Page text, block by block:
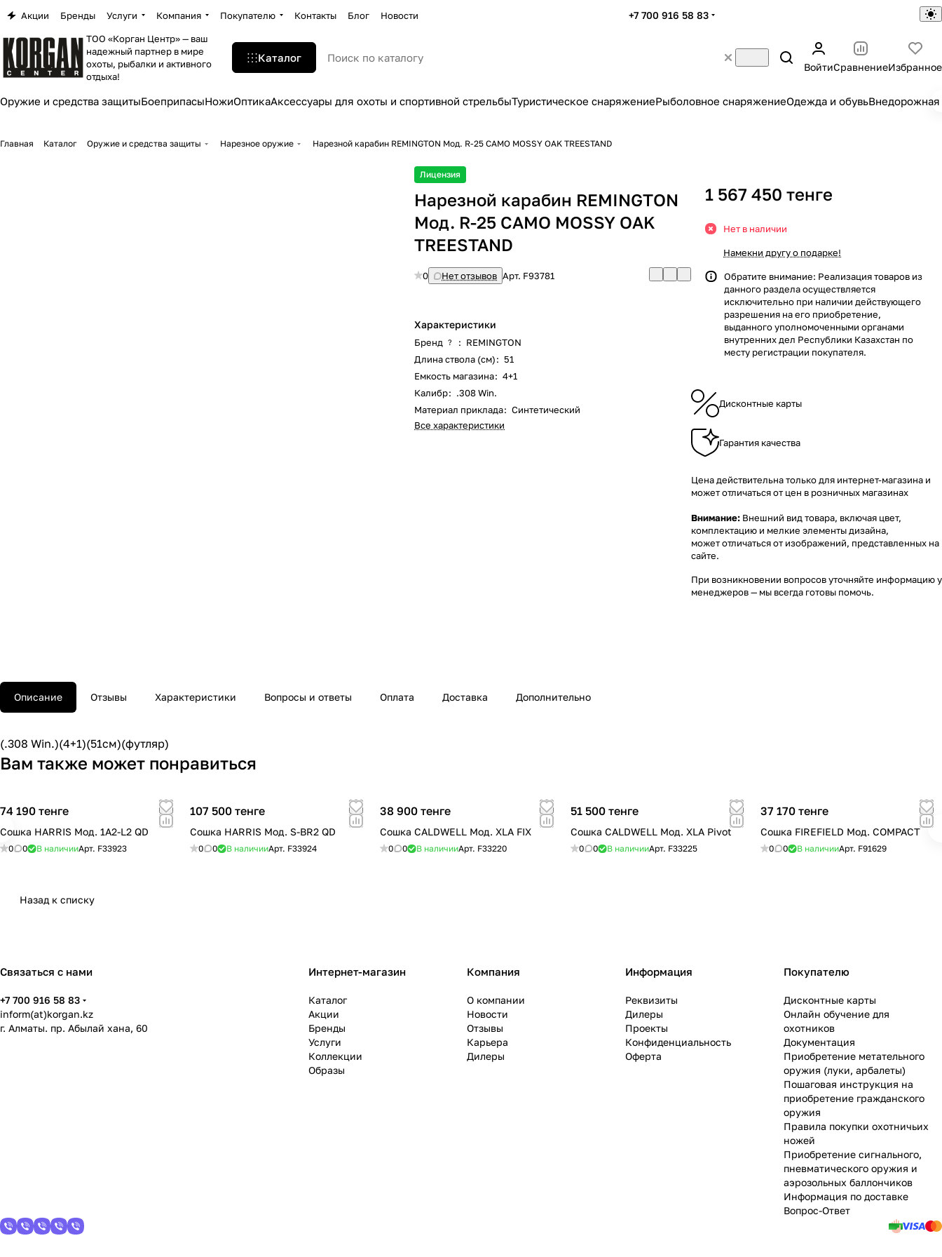
Акции Бренды Услуги Компания Покупателю Контакты Блог Новости +7 700 916 58 83
ТОО «Корган Центр» — ваш
надежный партнер в мире
охоты, рыбалки и активного
отдыха!
Каталог
ВойтиСравнениеИзбранное
Оружие и средства защитыБоеприпасыНожиОптикаАксессуары для охоты и спортивной стрельбыТуристическое снаряжениеРыболовное снаряжениеОдежда и обувьВнедорожная
Главная Каталог Оружие и средства защиты Нарезное оружие Нарезной карабин REMINGTON Moд. R-25 CAMO MOSSY OAK TREESTAND
Лицензия
Нарезной карабин REMINGTON
Moд. R-25 CAMO MOSSY OAK
TREESTAND
0 Нет отзывов Арт. F93781
Характеристики
Бренд ? : REMINGTON
Длина ствола (см): 51
Емкость магазина: 4+1
Калибр: .308 Win.
Материал приклада: Синтетический
Все характеристики
1 567 450 тенге
Нет в наличии
Намекни другу о подарке!
Обратите внимание: Реализация товаров из
данного раздела осуществляется
исключительно при наличии действующего
разрешения на его приобретение,
выданного уполномоченными органами
внутренних дел Республики Казахстан по
месту регистрации покупателя.
Дисконтные карты
Гарантия качества
Цена действительна только для интернет-магазина и
может отличаться от цен в розничных магазинах
Внимание: Внешний вид товара, включая цвет,
комплектацию и мелкие элементы дизайна,
может отличаться от изображений, представленных на
сайте.
При возникновении вопросов уточняйте информацию у
менеджеров— мы всегда готовы помочь.
Описание Отзывы Характеристики Вопросы и ответы Оплата Доставка Дополнительно
(.308 Win.)(4+1)(51см)(футляр)
Вам также может понравиться
74 190 тенге
Сошка HARRIS Мод. 1A2-L2 QD
0 0 В наличииАрт. F33923
107 500 тенге
Сошка HARRIS Мод. S-BR2 QD
0 0 В наличииАрт. F33924
38 900 тенге
Сошка CALDWELL Мод. XLA FIX
0 0 В наличииАрт. F33220
51 500 тенге
Сошка CALDWELL Мод. XLA Pivot
0 0 В наличииАрт. F33225
37 170 тенге
Сошка FIREFIELD Мод. COMPACT
0 0 В наличииАрт. F91629
Назад к списку
Связаться с нами
+7 700 916 58 83
inform(at)korgan.kz
г. Алматы. пр. Абылай хана, 60
Интернет-магазин
Каталог
Акции
Бренды
Услуги
Коллекции
Образы
Компания
О компании
Новости
Отзывы
Карьера
Дилеры
Информация
Реквизиты
Дилеры
Проекты
Конфиденциальность
Оферта
Покупателю
Дисконтные карты
Онлайн обучение для
охотников
Документация
Приобретение метательного
оружия (луки, арбалеты)
Пошаговая инструкция на
приобретение гражданского
оружия
Правила покупки охотничьих
ножей
Приобретение сигнального,
пневматического оружия и
аэрозольных баллончиков
Информация по доставке
Вопрос-Ответ